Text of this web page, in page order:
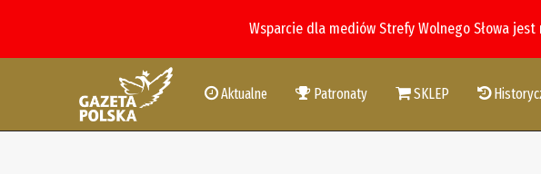
Wsparcie dla mediów Strefy Wolnego Słowa
Aktualne Patronaty SKLEP